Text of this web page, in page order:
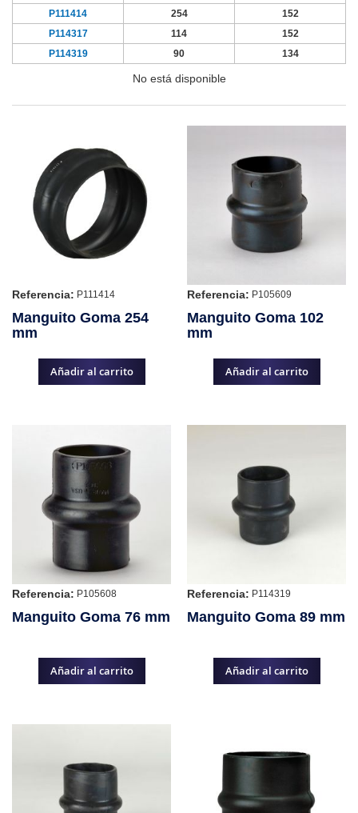
P111414
254
152
P114317
114
152
P114319
90 134
No está disponible
Referencia: P111414
Manguito Goma 254
mm
Añadir al carrito
Referencia: P105609
Manguito Goma 102
mm
Añadir al carrito
Referencia: P105608
Manguito Goma 76 mm
Añadir al carrito
Referencia: P114319
Manguito Goma 89 mm
Añadir al carrito